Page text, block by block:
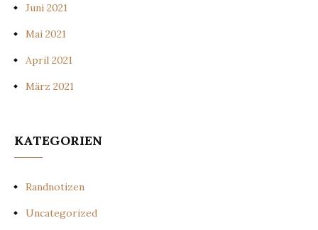
Juni 2021
Mai 2021
April 2021
März 2021
KATEGORIEN
Randnotizen
Uncategorized